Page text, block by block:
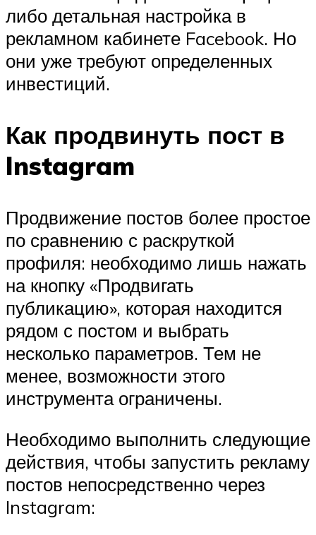
либо детальная настройка в
рекламном кабинете Facebook. Но
они уже требуют определенных
инвестиций.
Как продвинуть пост в
Instagram
Продвижение постов более простое
по сравнению с раскруткой
профиля: необходимо лишь нажать
на кнопку «Продвигать
публикацию», которая находится
рядом с постом и выбрать
несколько параметров. Тем не
менее, возможности этого
инструмента ограничены.
Необходимо выполнить следующие
действия, чтобы запустить рекламу
постов непосредственно через
Instagram: